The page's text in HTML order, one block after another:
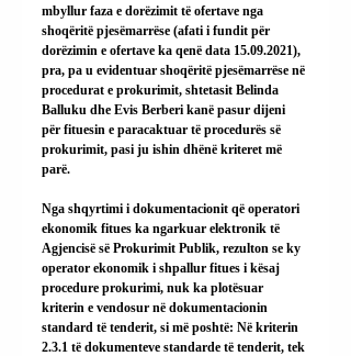
mbyllur faza e dorëzimit të ofertave nga
shoqëritë pjesëmarrëse (afati i fundit për
dorëzimin e ofertave ka qenë data 15.09.2021),
pra, pa u evidentuar shoqëritë pjesëmarrëse në
procedurat e prokurimit, shtetasit Belinda
Balluku dhe Evis Berberi kanë pasur dijeni
për fituesin e paracaktuar të procedurës së
prokurimit, pasi ju ishin dhënë kriteret më
parë.
Nga shqyrtimi i dokumentacionit që operatori
ekonomik fitues ka ngarkuar elektronik të
Agjencisë së Prokurimit Publik, rezulton se ky
operator ekonomik i shpallur fitues i kësaj
procedure prokurimi, nuk ka plotësuar
kriterin e vendosur në dokumentacionin
standard të tenderit, si më poshtë: Në kriterin
2.3.1 të dokumenteve standarde të tenderit, tek